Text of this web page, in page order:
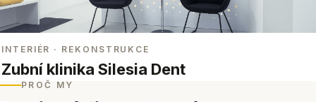
INTERIÉR · REKONSTRUKCE
Zubní klinika Silesia Dent
PROČ MY